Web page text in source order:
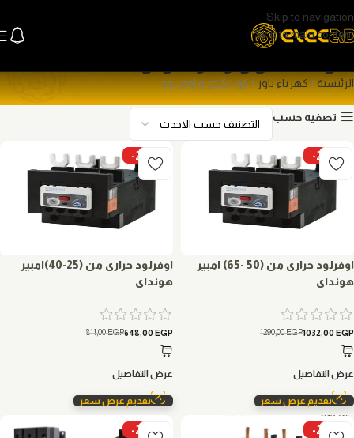
Skip to navigation
Skip to main content
كونتاكتور و اوفرلود
الرئيسية كهرباء باور كونتاكتور و اوفرلود
تصفيه حسب
-20%
اوفرلود حرارى من (50 -65) امبير
هونداى
1290,00EGP1032,00 EGP
عرض التفاصيل
تقديم عرض سعر
-20%
اوفرلود حرارى من (25-40)امبير
هونداى
811,00EGP648,00 EGP
عرض التفاصيل
تقديم عرض سعر
-20%
-20%